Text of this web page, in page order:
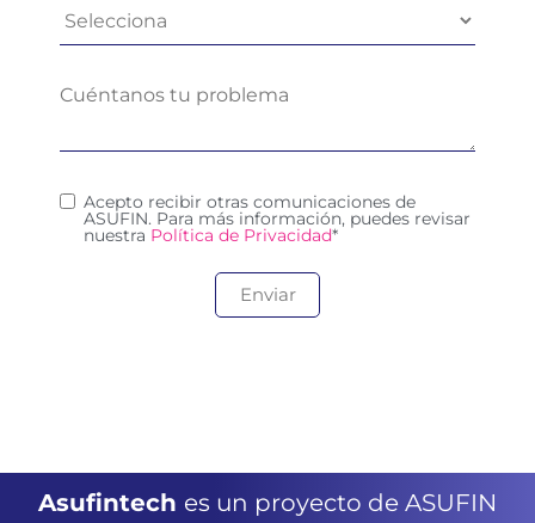
Acepto recibir otras comunicaciones de
ASUFIN. Para más información, puedes revisar
nuestra Política de Privacidad*
Asufintech es un proyecto de ASUFIN